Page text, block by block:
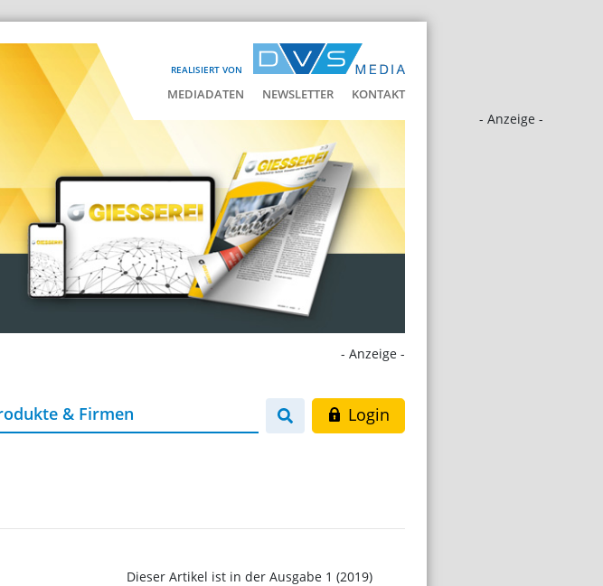
REALISIERT VON
MEDIADATEN NEWSLETTER KONTAKT
- Anzeige -
- Anzeige -
& Firmen Login
Dieser Artikel ist in der Ausgabe 1 (2019)